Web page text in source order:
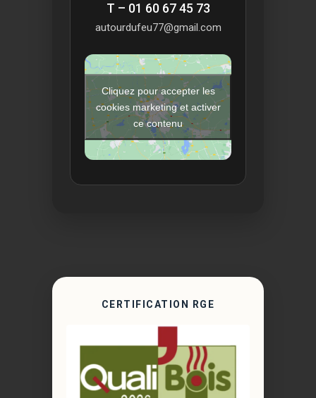
T – 01 60 67 45 73
autourdufeu77@gmail.com
Cliquez pour accepter les
cookies marketing et activer
ce contenu
CERTIFICATION RGE